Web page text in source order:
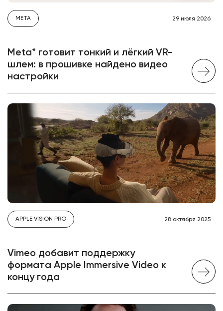
META 29 июля 2026
Meta* готовит тонкий и лёгкий VR-
шлем: в прошивке найдено видео
настройки
APPLE VISION PRO 28 октября 2025
Vimeo добавит поддержку
формата Apple Immersive Video к
концу года